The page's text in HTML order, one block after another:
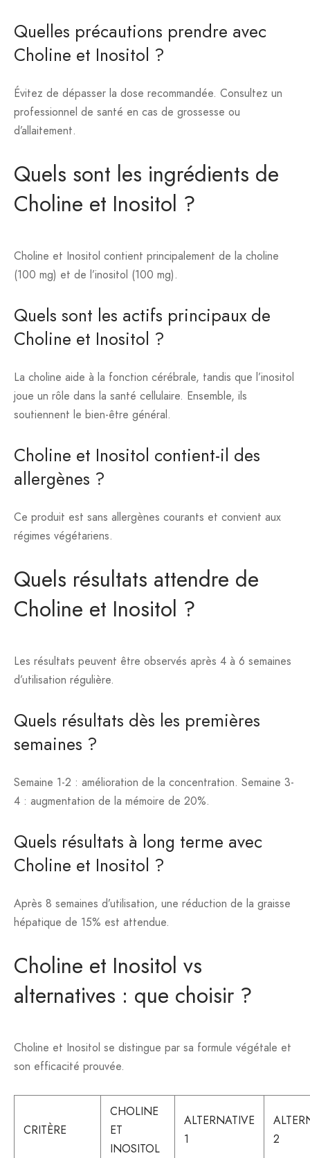
Quelles précautions prendre avec
Choline et Inositol ?
Évitez de dépasser la dose recommandée. Consultez un
professionnel de santé en cas de grossesse ou
d’allaitement.
Quels sont les ingrédients de
Choline et Inositol ?
Choline et Inositol contient principalement de la choline
(100 mg) et de l’inositol (100 mg).
Quels sont les actifs principaux de
Choline et Inositol ?
La choline aide à la fonction cérébrale, tandis que l’inositol
joue un rôle dans la santé cellulaire. Ensemble, ils
soutiennent le bien-être général.
Choline et Inositol contient-il des
allergènes ?
Ce produit est sans allergènes courants et convient aux
régimes végétariens.
Quels résultats attendre de
Choline et Inositol ?
Les résultats peuvent être observés après 4 à 6 semaines
d’utilisation régulière.
Quels résultats dès les premières
semaines ?
Semaine 1-2 : amélioration de la concentration. Semaine 3-
4 : augmentation de la mémoire de 20%.
Quels résultats à long terme avec
Choline et Inositol ?
Après 8 semaines d’utilisation, une réduction de la graisse
hépatique de 15% est attendue.
Choline et Inositol vs
alternatives : que choisir ?
Choline et Inositol se distingue par sa formule végétale et
son efficacité prouvée.
CRITÈRE
CHOLINE
ET
INOSITOL
ALTERNATIVE
1
2